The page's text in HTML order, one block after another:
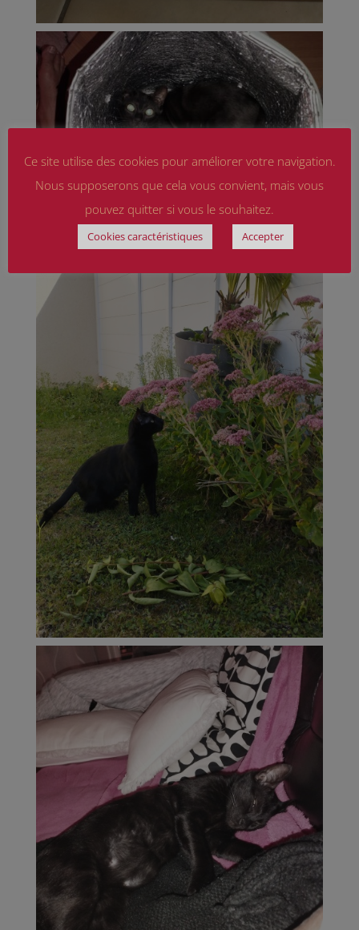
Ce site utilise des cookies pour améliorer votre navigation.
Nous supposerons que cela vous convient, mais vous
pouvez quitter si vous le souhaitez.
Cookies caractéristiques Accepter